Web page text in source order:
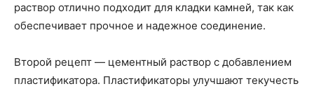
раствор отлично подходит для кладки камней, так как
обеспечивает прочное и надежное соединение.
Второй рецепт — цементный раствор с добавлением
пластификатора. Пластификаторы улучшают текучесть